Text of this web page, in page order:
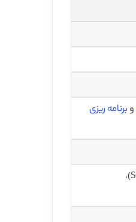
وبرنامه ریزی
پیش‌بینی فناوری (TF)، تحلیل پوششی داده‌ها (DEA)، توسعه محصول جدید (NPD)، بهترین وضعیت ممکن (SOA)،